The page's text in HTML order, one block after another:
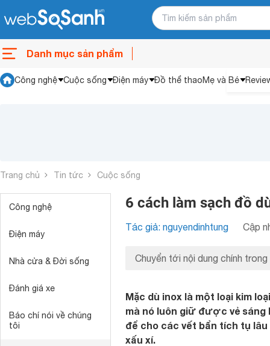
Danh mục sản phẩm
Công nghệ Cuộc sống Điện máy Đồ thể thaoMẹ và Bé
Trang chủ Tin tức Cuộc sống
Công nghệ
Điện máy
Nhà cửa & Đời sống
Đánh giá xe
Báo chí nói về chúng
tôi
6 cách làm sạch đồ
Tác giả: nguyendinhtung Cập
Chuyển tới nội dung chính trong
Mặc dù inox là một loại kim
mà nó luôn giữ được vẻ sáng
để cho các vết bẩn tích tụ lâu
xấu xí.